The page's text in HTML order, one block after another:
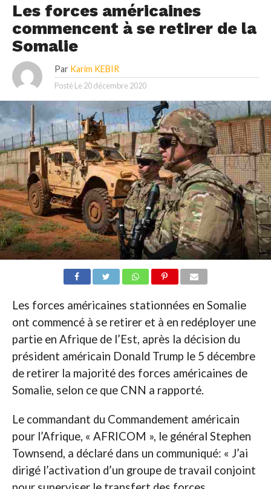
Les forces américaines
commencent à se retirer de la
Somalie
Par Karim KEBIR
Posté Le 20 décembre 2020
Les forces américaines stationnées en Somalie
ont commencé à se retirer et à en redéployer une
partie en Afrique de l’Est, après la décision du
président américain Donald Trump le 5 décembre
de retirer la majorité des forces américaines de
Somalie, selon ce que CNN a rapporté.
Le commandant du Commandement américain
pour l’Afrique, « AFRICOM », le général Stephen
Townsend, a déclaré dans un communiqué: « J’ai
dirigé l’activation d’un groupe de travail conjoint